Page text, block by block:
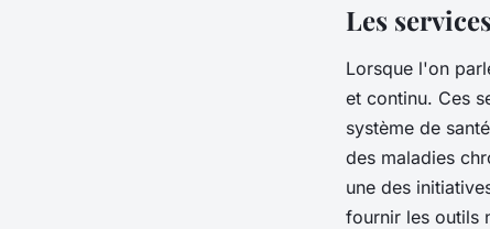
Les
Lorsque l'on
et continu. Ces
système de
des maladies
une des
fournir les outils